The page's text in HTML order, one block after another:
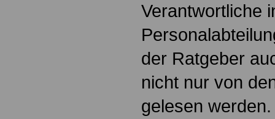
Verantwortliche
der Ratgeber
nicht nur von
gelesen